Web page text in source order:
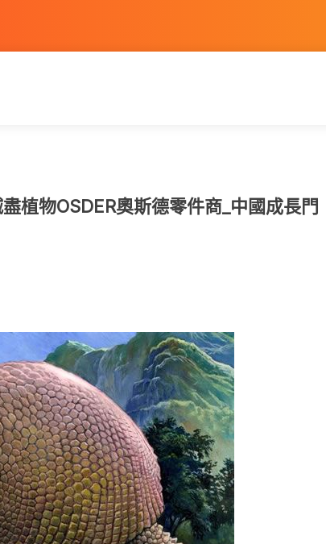
植物OSDER奧斯德零件商_中國成長門